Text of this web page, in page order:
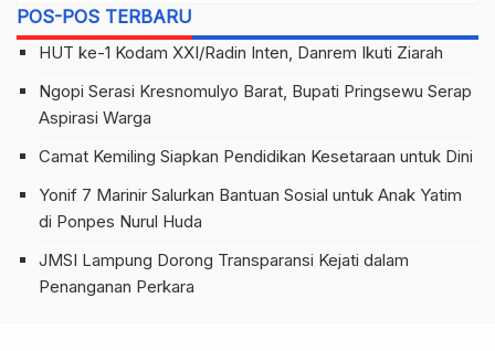
POS-POS TERBARU
HUT ke-1 Kodam XXI/Radin Inten, Danrem Ikuti Ziarah
Ngopi Serasi Kresnomulyo Barat, Bupati Pringsewu Serap
Aspirasi Warga
Camat Kemiling Siapkan Pendidikan Kesetaraan untuk Dini
Yonif 7 Marinir Salurkan Bantuan Sosial untuk Anak Yatim
di Ponpes Nurul Huda
JMSI Lampung Dorong Transparansi Kejati dalam
Penanganan Perkara